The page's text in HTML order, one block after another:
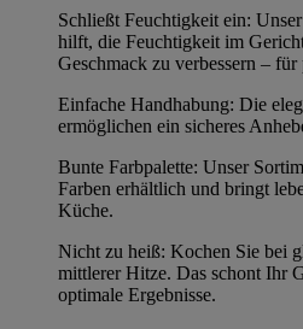
Schließt Feuchtigkeit ein:
hilft, die Feuchtigkeit im
Geschmack zu verbessern –
Einfache Handhabung: Die
ermöglichen ein sicheres
Bunte Farbpalette: Unser
Farben erhältlich und bringt
Küche.
Nicht zu heiß: Kochen Sie bei
mittlerer Hitze. Das schont Ihr
optimale Ergebnisse.